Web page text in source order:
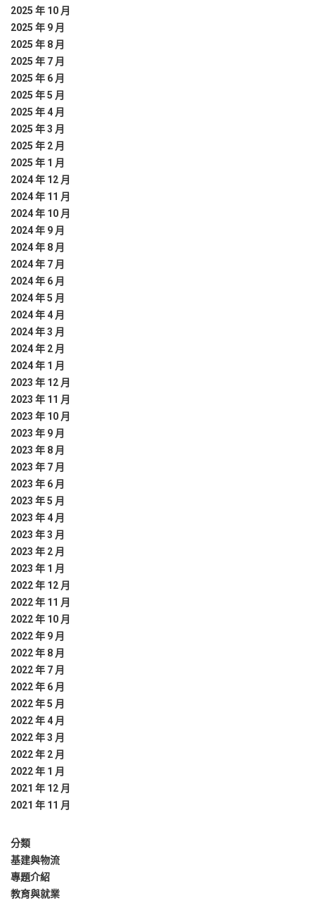
2025 年 10 月
2025 年 9 月
2025 年 8 月
2025 年 7 月
2025 年 6 月
2025 年 5 月
2025 年 4 月
2025 年 3 月
2025 年 2 月
2025 年 1 月
2024 年 12 月
2024 年 11 月
2024 年 10 月
2024 年 9 月
2024 年 8 月
2024 年 7 月
2024 年 6 月
2024 年 5 月
2024 年 4 月
2024 年 3 月
2024 年 2 月
2024 年 1 月
2023 年 12 月
2023 年 11 月
2023 年 10 月
2023 年 9 月
2023 年 8 月
2023 年 7 月
2023 年 6 月
2023 年 5 月
2023 年 4 月
2023 年 3 月
2023 年 2 月
2023 年 1 月
2022 年 12 月
2022 年 11 月
2022 年 10 月
2022 年 9 月
2022 年 8 月
2022 年 7 月
2022 年 6 月
2022 年 5 月
2022 年 4 月
2022 年 3 月
2022 年 2 月
2022 年 1 月
2021 年 12 月
2021 年 11 月
分類
基建與物流
專題介紹
教育與就業